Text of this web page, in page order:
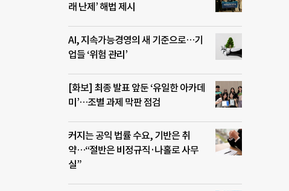
래 난제’ 해법 제시
AI, 지속가능경영의 새 기준으로…기
업들 ‘위험 관리’
[화보] 최종 발표 앞둔 ‘유일한 아카데
미’…조별 과제 막판 점검
커지는 공익 법률 수요, 기반은 취
약…“절반은 비정규직·나홀로 사무
실”